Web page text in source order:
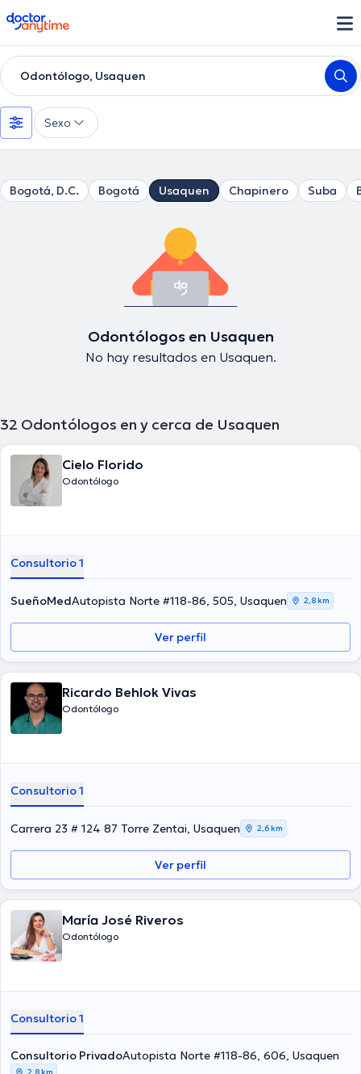
doctoranytime
Odontólogo, Usaquen
Sexo
Bogotá, D.C. Bogotá Usaquen Chapinero Suba
Odontólogos en Usaquen
No hay resultados en Usaquen.
32 Odontólogos en y cerca de Usaquen
Cielo Florido
Odontólogo
Consultorio 1
SueñoMedAutopista Norte #118-86, 505, Usaquen 2,8 km
Ver perfil
Ricardo Behlok Vivas
Odontólogo
Consultorio 1
Carrera 23 # 124 87 Torre Zentai, Usaquen 2,6 km
Ver perfil
María José Riveros
Odontólogo
Consultorio 1
Consultorio PrivadoAutopista Norte #118-86, 606, Usaquen